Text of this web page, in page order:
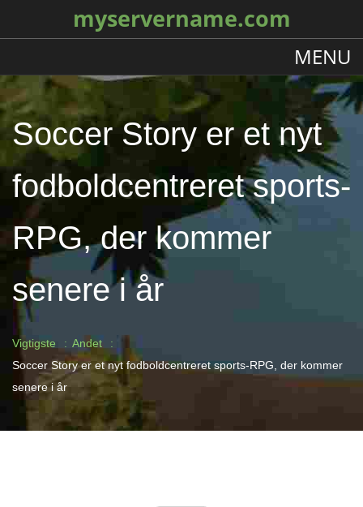
myservername.com
MENU
Soccer Story er et nyt
fodboldcentreret sports-
RPG, der kommer
senere i år
Vigtigste
Andet
Soccer Story er et nyt fodboldcentreret sports-RPG, der kommer
senere i år